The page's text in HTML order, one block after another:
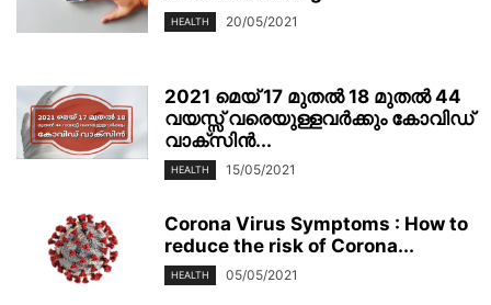
HEALTH 20/05/2021
2021 മെയ് 17 മുതൽ 18 മുതൽ 44
വയസ്സ് വരെയുള്ളവർക്കും കോവിഡ്
വാക്സിൻ...
HEALTH 15/05/2021
Corona Virus Symptoms : How to
reduce the risk of Corona...
HEALTH 05/05/2021